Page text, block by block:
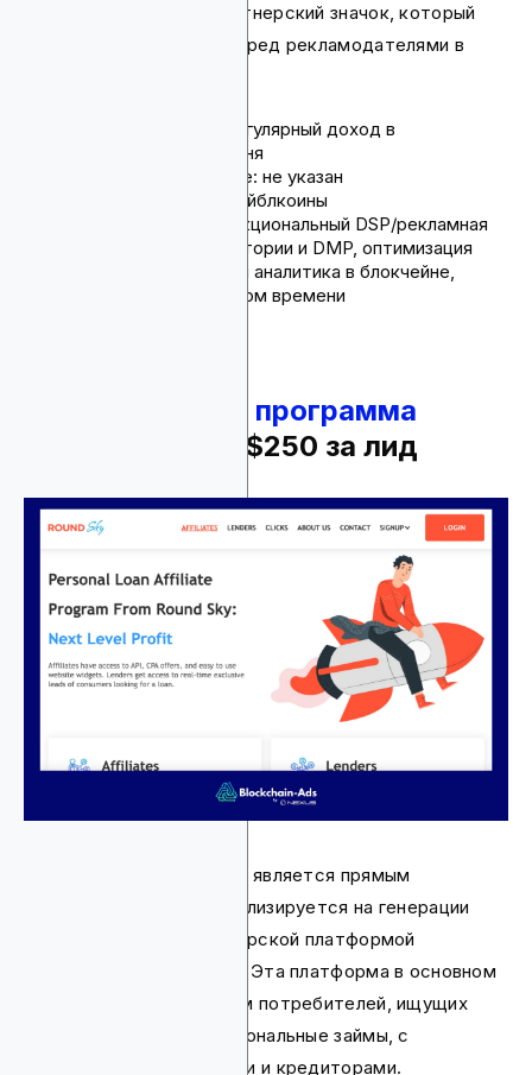
сертифицированный партнерский значок, который
помогает выделиться перед рекламодателями в
Комиссия: 10–20% регулярный доход в
зависимости от уровня
Срок действия cookie: не указан
Способы оплаты: стейблкоины
Продукты: полнофункциональный DSP/рекламная
сеть, таргетинг аудитории и DMP, оптимизация
Nexus AI, атрибуция и аналитика в блокчейне,
отчетность в реальном времени
Партнерская программа
- до $250 за лид
Платформа Round Sky не является прямым
кредитором. Она специализируется на генерации
лидов и является партнерской платформой
персональных кредитов. Эта платформа в основном
занимается соединением потребителей, ищущих
срочные кредиты и персональные займы, с
финансовыми партнерами и кредиторами.